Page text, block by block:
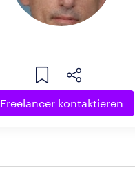
Freelancer kontaktieren